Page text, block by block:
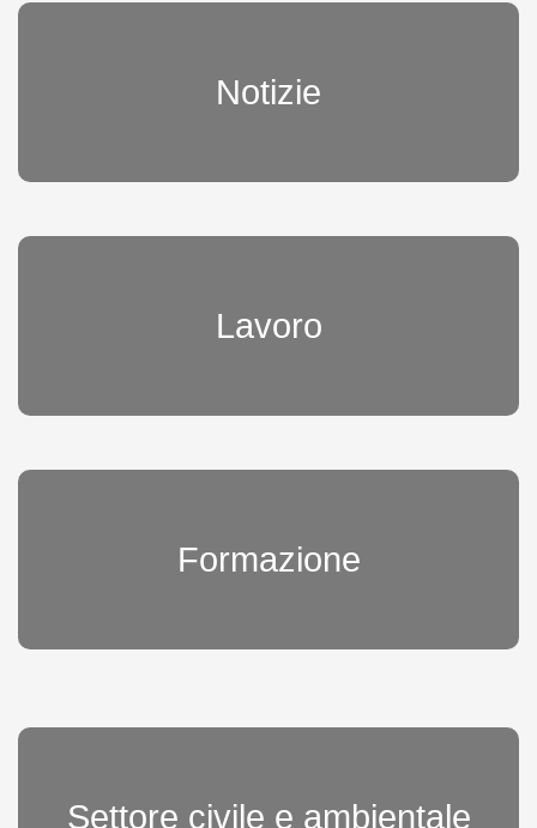
Notizie
Lavoro
Formazione
Settore civile e ambientale